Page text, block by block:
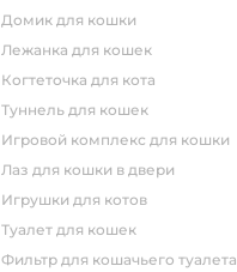
домик для кошки
лежанка для кошек
когтеточка для кота
туннель для кошек
игровой комплекс для кошки
лаз для кошки в двери
игрушки для котов
туалет для кошек
фильтр для кошачьего туалета